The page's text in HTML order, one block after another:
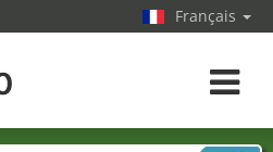
Français
Toggle